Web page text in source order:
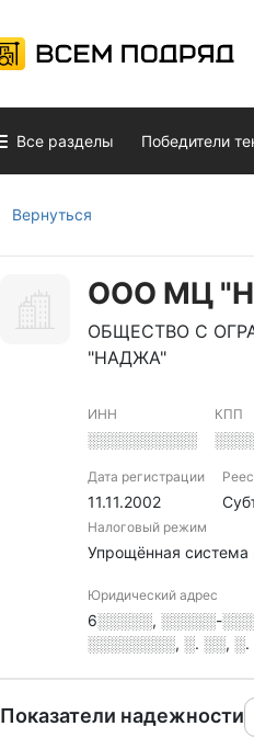
Все разделы Победители
Вернуться
ООО МЦ
ОБЩЕСТВО С
"НАДЖА"
ИНН
░░░░░░░░░░
КПП
Дата регистрации
11.11.2002
Налоговый режим
Упрощённая система
Юридический адрес
6░░░░░, ░░░░░-
░░░░░░░░, ░. ░░, ░.
Показатели надежности